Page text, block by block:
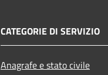
CATEGORIE DI SERVIZIO
Anagrafe e stato civile